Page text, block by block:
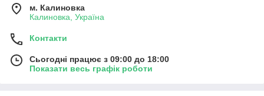
м. Калиновка
Калиновка, Україна
Контакти
Сьогодні працює з 09:00 до 18:00
Показати весь графік роботи